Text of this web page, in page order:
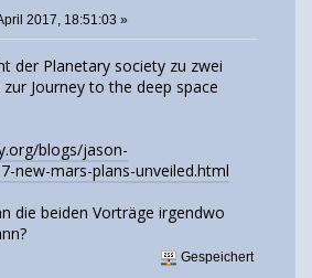
2017, 18:51:03 »
der Planetary society zu zwei
Journey to the deep space
blogs/jason-
new-mars-plans-unveiled.html
die beiden Vorträge irgendwo
Gespeichert